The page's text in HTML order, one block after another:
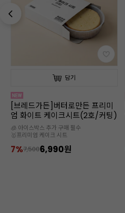
담기
[브레드가든]버터로만든 프리미
엄 화이트 케이크시트 10개입(3
호/커팅)
🧊 아이스박스 추가 구매 필수
🥇프리미엄 케이크 시트
6%85,00079,900원